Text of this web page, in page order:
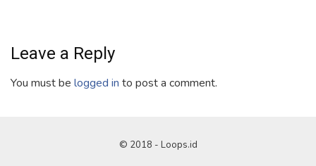
Leave a Reply
You must be logged in to post a comment.
© 2018 - Loops.id